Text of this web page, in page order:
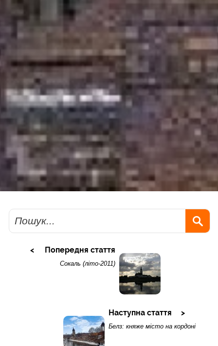
Пошук
Попередня стаття
Сокаль (літо-2011)
Наступна стаття
Белз: княже місто на кордоні